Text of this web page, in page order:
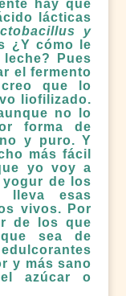
hay que
lácticas
y
¿Y cómo le
Pues
el fermento
que lo
liofilizado.
no lo
forma de
y puro. Y
más fácil
yo voy a
de los
lleva esas
vivos. Por
de los que
sea de
y más sano
azúcar o